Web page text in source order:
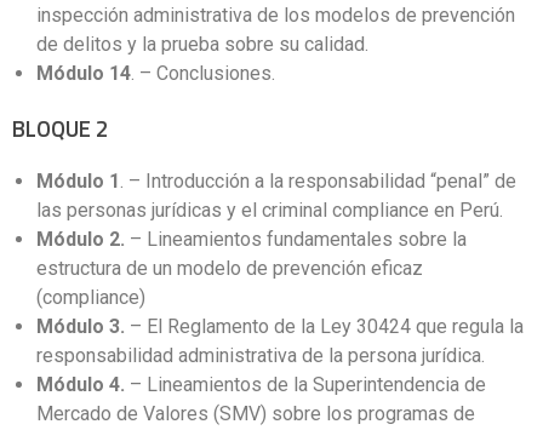
inspección administrativa de los modelos de prevención
de delitos y la prueba sobre su calidad.
Módulo 14. – Conclusiones.
BLOQUE 2
Módulo 1. – Introducción a la responsabilidad “penal” de
las personas jurídicas y el criminal compliance en Perú.
Módulo 2. – Lineamientos fundamentales sobre la
estructura de un modelo de prevención eficaz
(compliance)
Módulo 3. – El Reglamento de la Ley 30424 que regula la
responsabilidad administrativa de la persona jurídica.
Módulo 4. – Lineamientos de la Superintendencia de
Mercado de Valores (SMV) sobre los programas de